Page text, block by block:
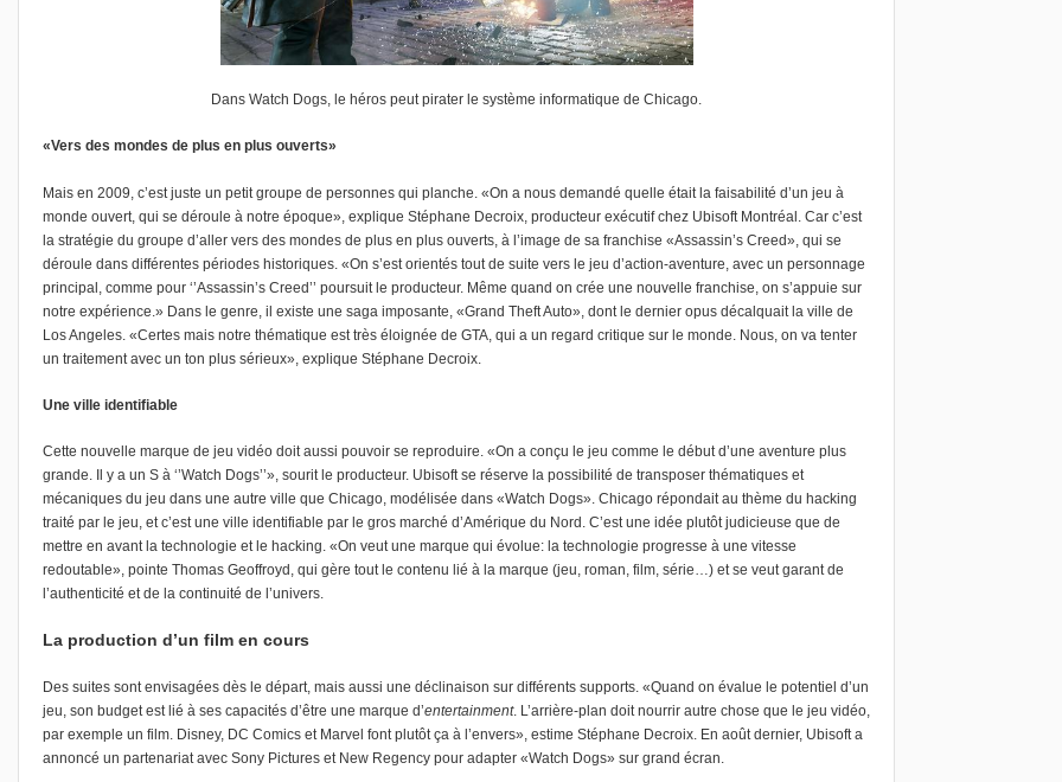
Dans Watch Dogs, le héros peut pirater le système informatique de Chicago.
«Vers des mondes de plus en plus ouverts»
Mais en 2009, c’est juste un petit groupe de personnes qui planche. «On a nous demandé quelle était la faisabilité d’un jeu à
monde ouvert, qui se déroule à notre époque», explique Stéphane Decroix, producteur exécutif chez Ubisoft Montréal. Car c’est
la stratégie du groupe d’aller vers des mondes de plus en plus ouverts, à l’image de sa franchise «Assassin’s Creed», qui se
déroule dans différentes périodes historiques. «On s’est orientés tout de suite vers le jeu d’action-aventure, avec un personnage
principal, comme pour ‘’Assassin’s Creed’’ poursuit le producteur. Même quand on crée une nouvelle franchise, on s’appuie sur
notre expérience.» Dans le genre, il existe une saga imposante, «Grand Theft Auto», dont le dernier opus décalquait la ville de
Los Angeles. «Certes mais notre thématique est très éloignée de GTA, qui a un regard critique sur le monde. Nous, on va tenter
un traitement avec un ton plus sérieux», explique Stéphane Decroix.
Une ville identifiable
Cette nouvelle marque de jeu vidéo doit aussi pouvoir se reproduire. «On a conçu le jeu comme le début d’une aventure plus
grande. Il y a un S à ‘’Watch Dogs’’», sourit le producteur. Ubisoft se réserve la possibilité de transposer thématiques et
mécaniques du jeu dans une autre ville que Chicago, modélisée dans «Watch Dogs». Chicago répondait au thème du hacking
traité par le jeu, et c’est une ville identifiable par le gros marché d’Amérique du Nord. C’est une idée plutôt judicieuse que de
mettre en avant la technologie et le hacking. «On veut une marque qui évolue: la technologie progresse à une vitesse
redoutable», pointe Thomas Geoffroyd, qui gère tout le contenu lié à la marque (jeu, roman, film, série…) et se veut garant de
l’authenticité et de la continuité de l’univers.
La production d’un film en cours
Des suites sont envisagées dès le départ, mais aussi une déclinaison sur différents supports. «Quand on évalue le potentiel d’un
jeu, son budget est lié à ses capacités d’être une marque d’entertainment. L’arrière-plan doit nourrir autre chose que le jeu vidéo,
par exemple un film. Disney, DC Comics et Marvel font plutôt ça à l’envers», estime Stéphane Decroix. En août dernier, Ubisoft a
annoncé un partenariat avec Sony Pictures et New Regency pour adapter «Watch Dogs» sur grand écran.